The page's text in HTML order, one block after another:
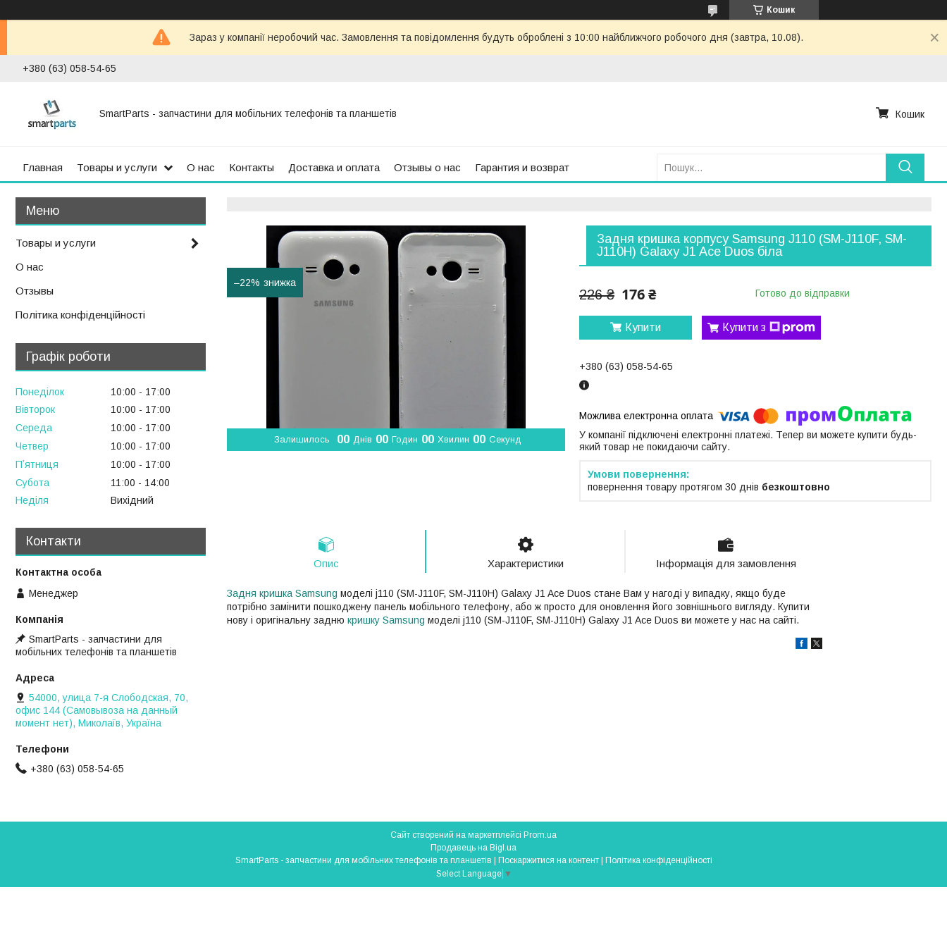
Кошик
Зараз у компанії неробочий час. Замовлення та повідомлення будуть оброблені з 10:00 найближчого робочого дня (завтра, 10.08).
+380 (63) 058-54-65
SmartParts - запчастини для мобільних телефонів та планшетів Кошик
Главная Товары и услуги О нас Контакты Доставка и оплата Отзывы о нас Гарантия и возврат
–22%
Залишилось 00 Днів 00 Годин 00 Хвилин 00 Секунд
Задня кришка корпусу Samsung J110 (SM-J110F, SM-
J110H) Galaxy J1 Ace Duos біла
226 ₴ 176 ₴ Готово до відправки
Купити Купити з
+380 (63) 058-54-65
У компанії підключені електронні платежі. Тепер ви можете купити будь-
який товар не покидаючи сайту.
повернення товару протягом 30 днів безкоштовно
Опис Характеристики Інформація для замовлення
Задня кришка Samsung моделі j110 (SM-J110F, SM-J110H) Galaxy J1 Ace Duos стане Вам у нагоді у випадку, якщо буде
потрібно замінити пошкоджену панель мобільного телефону, або ж просто для оновлення його зовнішнього вигляду. Купити
нову і оригінальну задню кришку Samsung моделі j110 (SM-J110F, SM-J110H) Galaxy J1 Ace Duos ви можете у нас на сайті.
Товары и услуги
О нас
Отзывы
Політика конфіденційності
Графік роботи
Понеділок 10:00
17:00
Вівторок
10:00
17:00
Середа
10:00
17:00
Четвер
10:00
17:00
Пʼятниця
10:00
17:00
Субота
11:00
14:00
Неділя
Вихідний
Контакти
Менеджер
SmartParts - запчастини для
мобільних телефонів та планшетів
54000, улица 7-я Слободская, 70,
офис 144 (Самовывоза на данный
момент нет), Миколаїв, Україна
+380 (63) 058-54-65
Сайт створений на маркетплейсі Prom.ua
Продавець на Bigl.ua
SmartParts - запчастини для мобільних телефонів та планшетів | Поскаржитися на контент | Політика конфіденційності
Select Language ▼